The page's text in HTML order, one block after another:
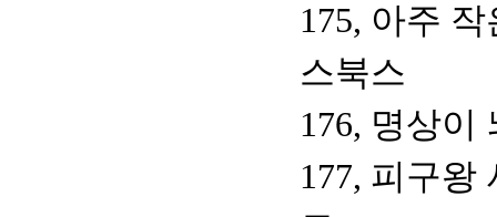
175, 아주
스북스
176, 명상이
177, 피구왕